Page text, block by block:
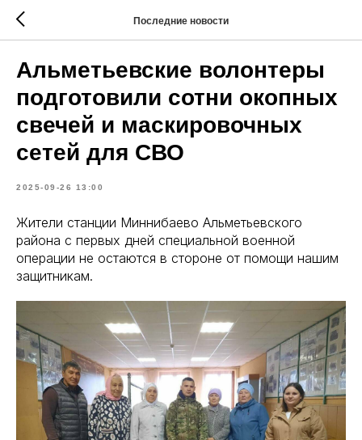
Последние новости
Альметьевские волонтеры
подготовили сотни окопных
свечей и маскировочных
сетей для СВО
2025-09-26 13:00
Жители станции Миннибаево Альметьевского
района с первых дней специальной военной
операции не остаются в стороне от помощи нашим
защитникам.